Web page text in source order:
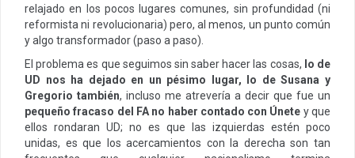
relajado en los pocos lugares comunes, sin profundidad (ni
reformista ni revolucionaria) pero, al menos, un punto común
y algo transformador (paso a paso).
El problema es que seguimos sin saber hacer las cosas, lo de
UD nos ha dejado en un pésimo lugar, lo de Susana y
Gregorio también, incluso me atrevería a decir que fue un
pequeño fracaso del FA no haber contado con Únete y que
ellos rondaran UD; no es que las izquierdas estén poco
unidas, es que los acercamientos con la derecha son tan